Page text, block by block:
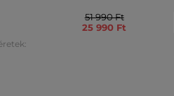
51 990 Ft
25 990 Ft